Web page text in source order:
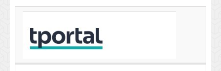
Zaboravite na tavu: Vrhunski chef otkriva kako
pripremiti savršena jaja na oko